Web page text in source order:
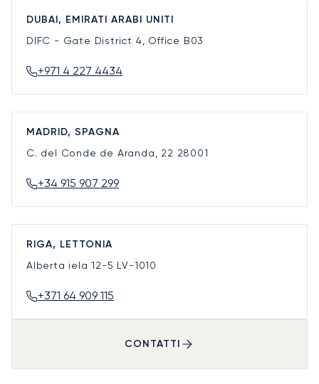
DUBAI, EMIRATI ARABI UNITI
DIFC - Gate District 4, Office B03
+971 4 227 4434
MADRID, SPAGNA
C. del Conde de Aranda, 22 28001
+34 915 907 299
RIGA, LETTONIA
Alberta iela 12-5 LV-1010
+371 64 909 115
CONTATTI